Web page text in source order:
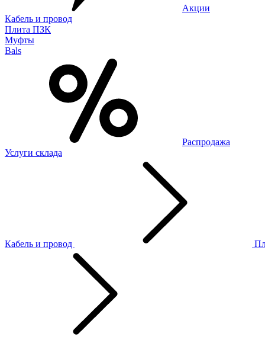
Акции
Кабель и провод
Плита ПЗК
Муфты
Bals
Распродажа
Услуги склада
Кабель и провод